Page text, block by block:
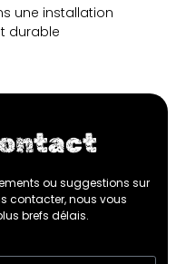
une installation
durable
ou suggestions sur
contacter, nous vous
brefs délais.